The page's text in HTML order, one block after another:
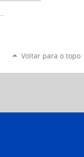
Voltar para o topo